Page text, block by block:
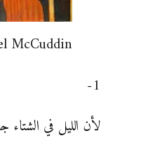
McCuddin
1-
لأن الليل في الشتاء